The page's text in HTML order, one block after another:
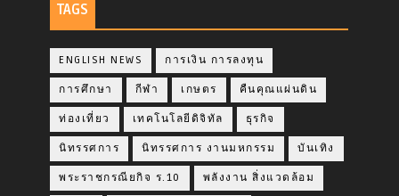
TAGS
ENGLISH NEWS การเงิน การลงทุน
การศึกษา กีฬา เกษตร คืนคุณแผ่นดิน
ท่องเที่ยว เทคโนโลยีดิจิทัล ธุรกิจ
นิทรรศการ นิทรรศการ งานมหกรรม บันเทิง
พระราชกรณียกิจ ร.10 พลังงาน สิ่งแวดล้อม